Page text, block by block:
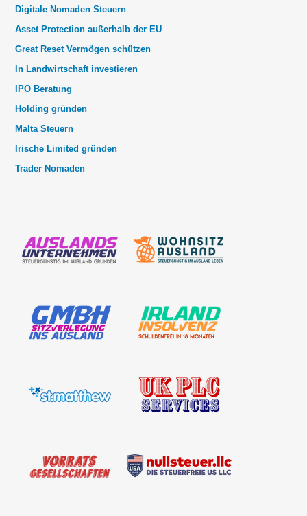
Digitale Nomaden Steuern
Asset Protection außerhalb der EU
Great Reset Vermögen schützen
In Landwirtschaft investieren
IPO Beratung
Holding gründen
Malta Steuern
Irische Limited gründen
Trader Nomaden